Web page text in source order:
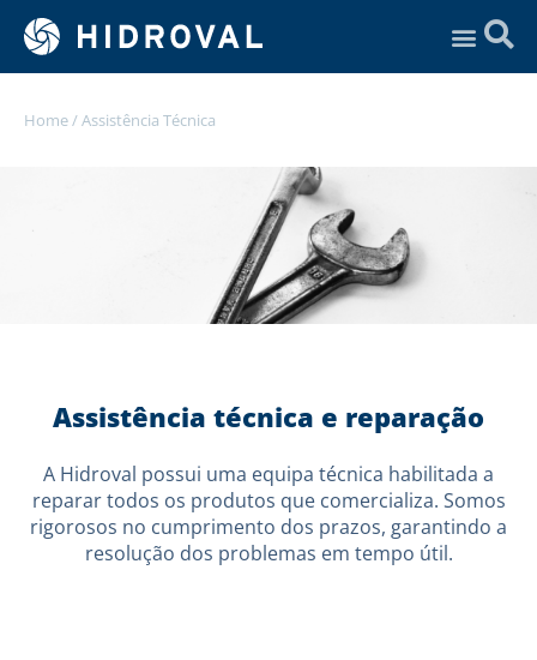
Home/Assistência Técnica
Assistência técnica e reparação
A Hidroval possui uma equipa técnica habilitada a
reparar todos os produtos que comercializa. Somos
rigorosos no cumprimento dos prazos, garantindo a
resolução dos problemas em tempo útil.